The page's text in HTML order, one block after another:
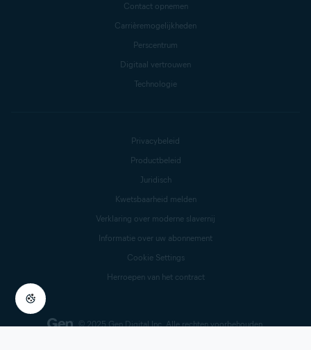
Contact opnemen
Carrièremogelijkheden
Perscentrum
Digitaal vertrouwen
Technologie
© 2025 Gen Digital Inc. Alle rechten voorbehouden.
Privacybeleid
Productbeleid
Juridisch
Kwetsbaarheid melden
Verklaring over moderne slavernij
Informatie over uw abonnement
Cookie Settings
Herroepen van het contract